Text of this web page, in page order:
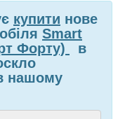
купити нове
Smart
Форту)
в
нашому